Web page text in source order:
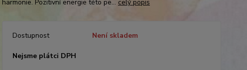
harmonie. Pozitivní energie této pe... celý popis
Dostupnost Není skladem
Nejsme plátci DPH